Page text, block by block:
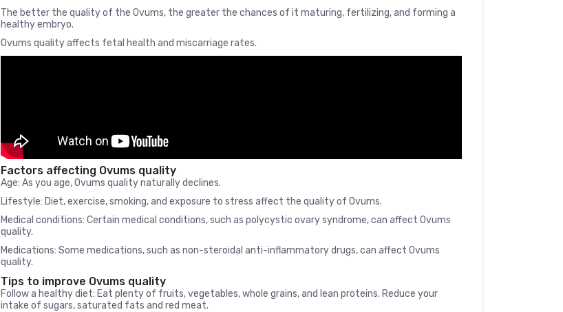
The better the quality of the Ovums, the greater the chances of it maturing, fertilizing, and forming a
healthy embryo.
Ovums quality affects fetal health and miscarriage rates.
Factors affecting Ovums quality
Age: As you age, Ovums quality naturally declines.
Lifestyle: Diet, exercise, smoking, and exposure to stress affect the quality of Ovums.
Medical conditions: Certain medical conditions, such as polycystic ovary syndrome, can affect Ovums
quality.
Medications: Some medications, such as non-steroidal anti-inflammatory drugs, can affect Ovums
quality.
Tips to improve Ovums quality
Follow a healthy diet: Eat plenty of fruits, vegetables, whole grains, and lean proteins. Reduce your
intake of sugars, saturated fats and red meat.